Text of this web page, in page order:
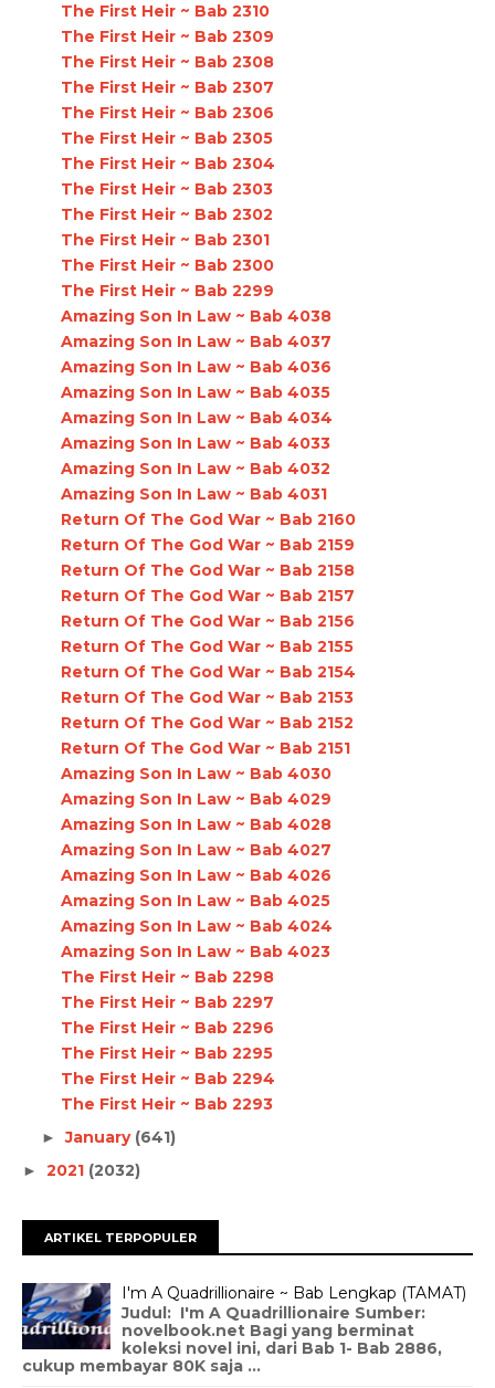
The First Heir ~ Bab 2310
The First Heir ~ Bab 2309
The First Heir ~ Bab 2308
The First Heir ~ Bab 2307
The First Heir ~ Bab 2306
The First Heir ~ Bab 2305
The First Heir ~ Bab 2304
The First Heir ~ Bab 2303
The First Heir ~ Bab 2302
The First Heir ~ Bab 2301
The First Heir ~ Bab 2300
The First Heir ~ Bab 2299
Amazing Son In Law ~ Bab 4038
Amazing Son In Law ~ Bab 4037
Amazing Son In Law ~ Bab 4036
Amazing Son In Law ~ Bab 4035
Amazing Son In Law ~ Bab 4034
Amazing Son In Law ~ Bab 4033
Amazing Son In Law ~ Bab 4032
Amazing Son In Law ~ Bab 4031
Return Of The God War ~ Bab 2160
Return Of The God War ~ Bab 2159
Return Of The God War ~ Bab 2158
Return Of The God War ~ Bab 2157
Return Of The God War ~ Bab 2156
Return Of The God War ~ Bab 2155
Return Of The God War ~ Bab 2154
Return Of The God War ~ Bab 2153
Return Of The God War ~ Bab 2152
Return Of The God War ~ Bab 2151
Amazing Son In Law ~ Bab 4030
Amazing Son In Law ~ Bab 4029
Amazing Son In Law ~ Bab 4028
Amazing Son In Law ~ Bab 4027
Amazing Son In Law ~ Bab 4026
Amazing Son In Law ~ Bab 4025
Amazing Son In Law ~ Bab 4024
Amazing Son In Law ~ Bab 4023
The First Heir ~ Bab 2298
The First Heir ~ Bab 2297
The First Heir ~ Bab 2296
The First Heir ~ Bab 2295
The First Heir ~ Bab 2294
The First Heir ~ Bab 2293
►January (641)
► 2021 (2032)
ARTIKEL TERPOPULER
I'm A Quadrillionaire ~ Bab Lengkap (TAMAT)
Judul: I'm A Quadrillionaire Sumber:
novelbook.net Bagi yang berminat
koleksi novel ini, dari Bab 1- Bab 2886,
cukup membayar 80K saja ...